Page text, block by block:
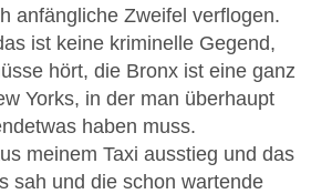
anfängliche Zweifel verflogen.
ist keine kriminelle Gegend,
hört, die Bronx ist eine ganz
Yorks, in der man überhaupt
haben muss.
meinem Taxi ausstieg und das
sah und die schon wartende